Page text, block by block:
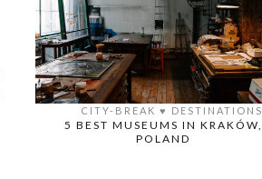
CITY-BREAK ♥️ DESTINATIONS
5 BEST MUSEUMS IN KRAKÓW,
POLAND